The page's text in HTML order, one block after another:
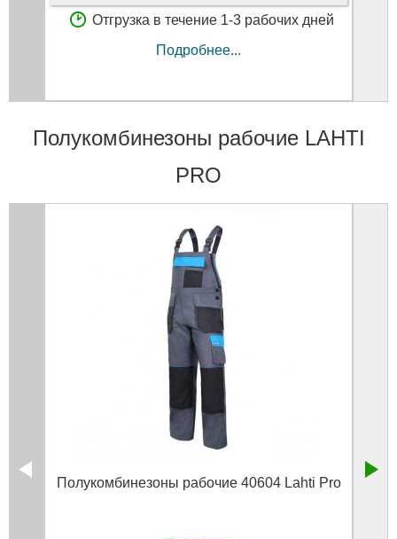
Отгрузка в течение 1-3 рабочих дней
Подробнее...
Полукомбинезоны рабочие LAHTI
PRO
Полукомбинезоны рабочие 40604 Lahti Pro